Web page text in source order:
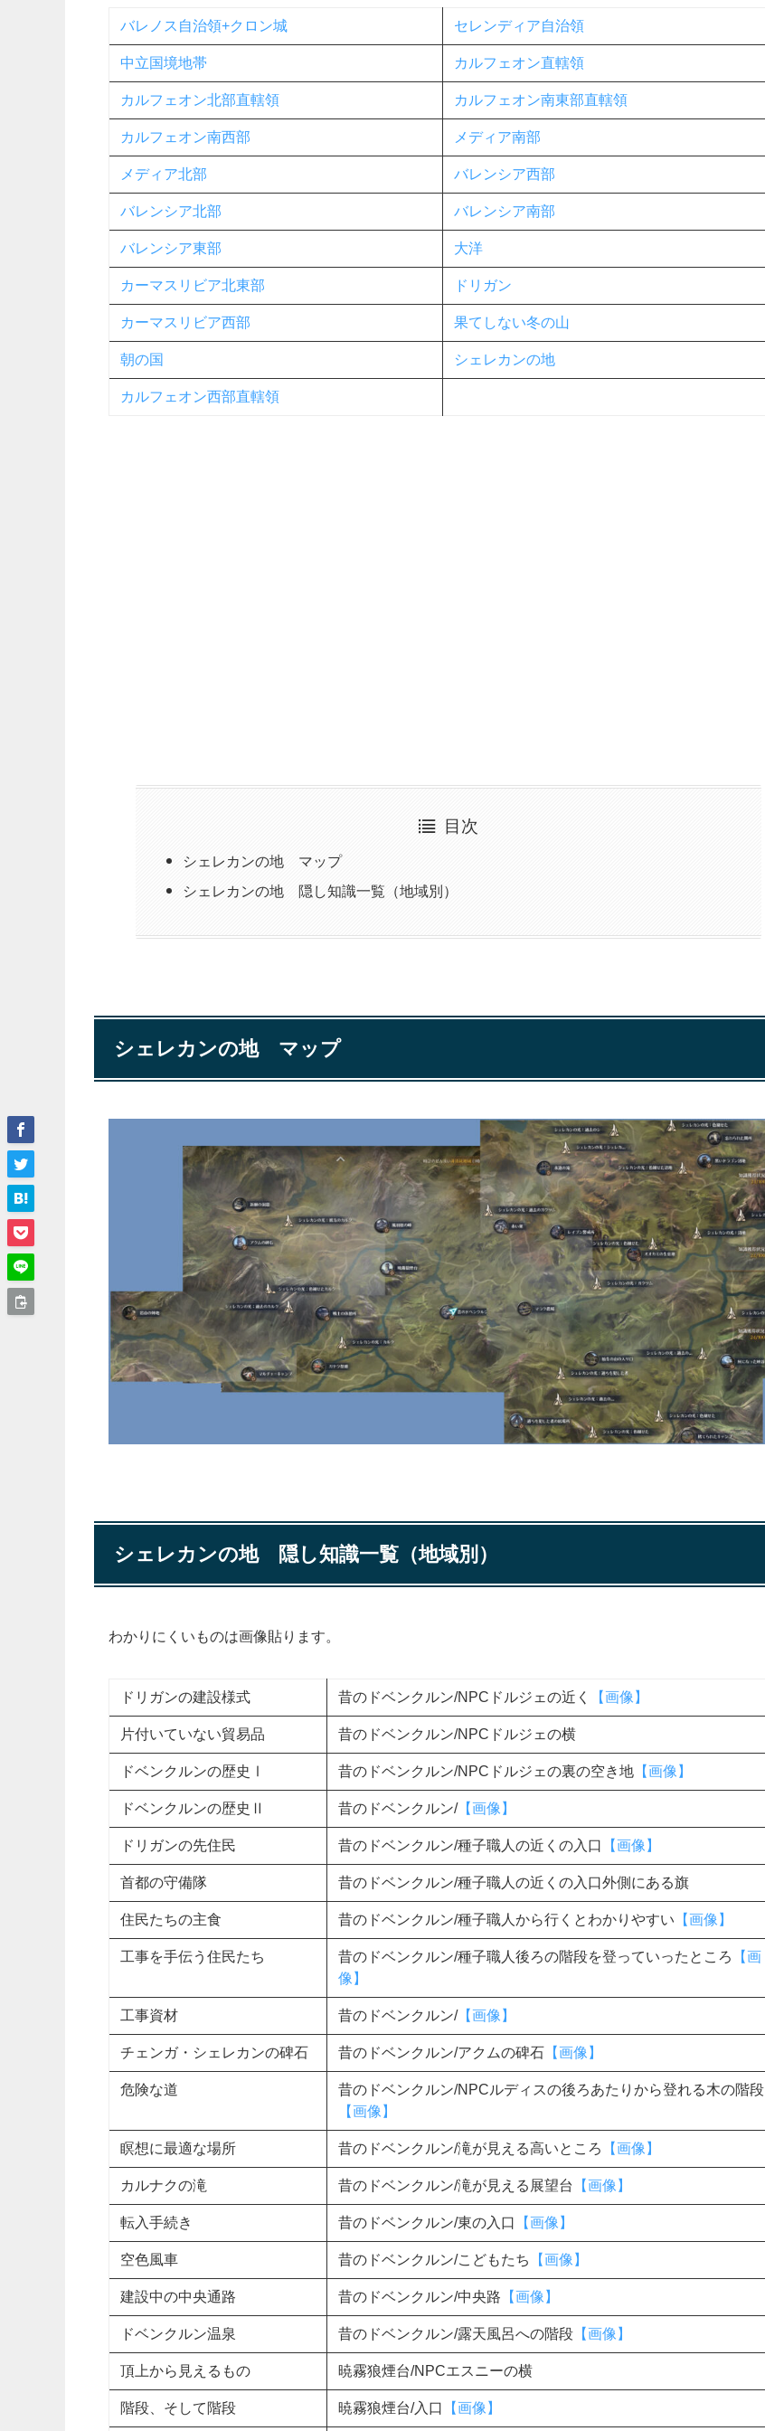
バレノス自治領+クロン城 セレンディア自治領
中立国境地帯 カルフェオン直轄領
カルフェオン北部直轄領 カルフェオン南東部直轄領
カルフェオン南西部 メディア南部
メディア北部 バレンシア西部
バレンシア北部 バレンシア南部
バレンシア東部 大洋
カーマスリビア北東部 ドリガン
カーマスリビア西部 果てしない冬の山
朝の国 シェレカンの地
カルフェオン西部直轄領
目次
シェレカンの地 マップ
シェレカンの地 隠し知識一覧（地域別）
シェレカンの地 マップ
シェレカンの地 隠し知識一覧（地域別）
わかりにくいものは画像貼ります。
ドリガンの建設様式 昔のドベンクルン/NPCドルジェの近く 【画像】
片付いていない貿易品 昔のドベンクルン/NPCドルジェの横
ドベンクルンの歴史Ⅰ 昔のドベンクルン/NPCドルジェの裏の空き地 【画像】
ドベンクルンの歴史Ⅱ 昔のドベンクルン/【画像】
ドリガンの先住民 昔のドベンクルン/種子職人の近くの入口 【画像】
首都の守備隊 昔のドベンクルン/種子職人の近くの入口外側にある旗
住民たちの主食 昔のドベンクルン/種子職人から行くとわかりやすい 【画像】
工事を手伝う住民たち 昔のドベンクルン/種子職人後ろの階段を登っていったところ
【画
像】
工事資材 昔のドベンクルン/【画像】
チェンガ・シェレカンの碑石 昔のドベンクルン/アクムの碑石 【画像】
危険な道
昔のドベンクルン/NPCルディスの後ろあたりから登れる木の階段
【画像】
瞑想に最適な場所 昔のドベンクルン/滝が見える高いところ 【画像】
カルナクの滝 昔のドベンクルン/滝が見える展望台 【画像】
転入手続き 昔のドベンクルン/東の入口 【画像】
空色風車 昔のドベンクルン/こどもたち 【画像】
建設中の中央通路 昔のドベンクルン/中央路 【画像】
ドベンクルン温泉 昔のドベンクルン/露天風呂への階段 【画像】
頂上から見えるもの 暁霧狼煙台/NPCエスニーの横
階段、そして階段 暁霧狼煙台/入口 【画像】